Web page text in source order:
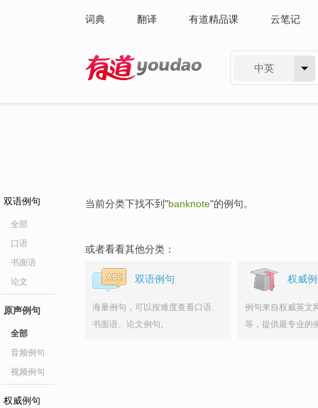
词典 翻译 有道精品课 云笔记
中英
双语例句
全部
口语
书面语
论文
原声例句
全部
音频例句
视频例句
权威例句
当前分类下找不到"banknote"的例句。
或者看看其他分类：
双语例句
海量例句，可以按难度查看口语、
书面语、论文例句。
权威
例句来自权威英文
等，提供最专业的